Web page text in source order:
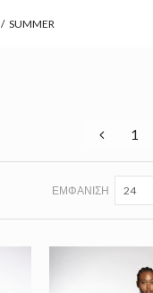
/ SUMMER
1
ΕΜΦΆΝΙΣΗ 24